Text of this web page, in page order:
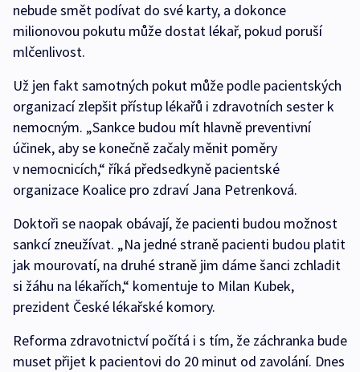
nebude smět podívat do své karty, a dokonce
milionovou pokutu může dostat lékař, pokud poruší
mlčenlivost.
Už jen fakt samotných pokut může podle pacientských
organizací zlepšit přístup lékařů i zdravotních sester k
nemocným. „Sankce budou mít hlavně preventivní
účinek, aby se konečně začaly měnit poměry
v nemocnicích,“ říká předsedkyně pacientské
organizace Koalice pro zdraví Jana Petrenková.
Doktoři se naopak obávají, že pacienti budou možnost
sankcí zneužívat. „Na jedné straně pacienti budou platit
jak mourovatí, na druhé straně jim dáme šanci zchladit
si žáhu na lékařích,“ komentuje to Milan Kubek,
prezident České lékařské komory.
Reforma zdravotnictví počítá i s tím, že záchranka bude
muset přijet k pacientovi do 20 minut od zavolání. Dnes